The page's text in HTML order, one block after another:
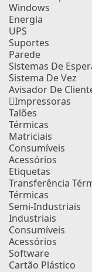
Windows
Energia
UPS
Suportes
Parede
Sistemas De
Sistema De Vez
Avisador De
Impressoras
Talões
Térmicas
Matriciais
Consumíveis
Acessórios
Etiquetas
Transferência
Térmicas
Semi-Industriais
Industriais
Consumíveis
Acessórios
Software
Cartão Plástico